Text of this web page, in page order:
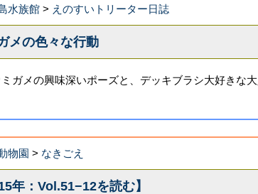
水族館 > えのすいトリーター日誌
メの色々な行動
ガメの興味深いポーズと、デッキブラシ大好きな
物園 > なきごえ
年：Vol.51−12を読む】